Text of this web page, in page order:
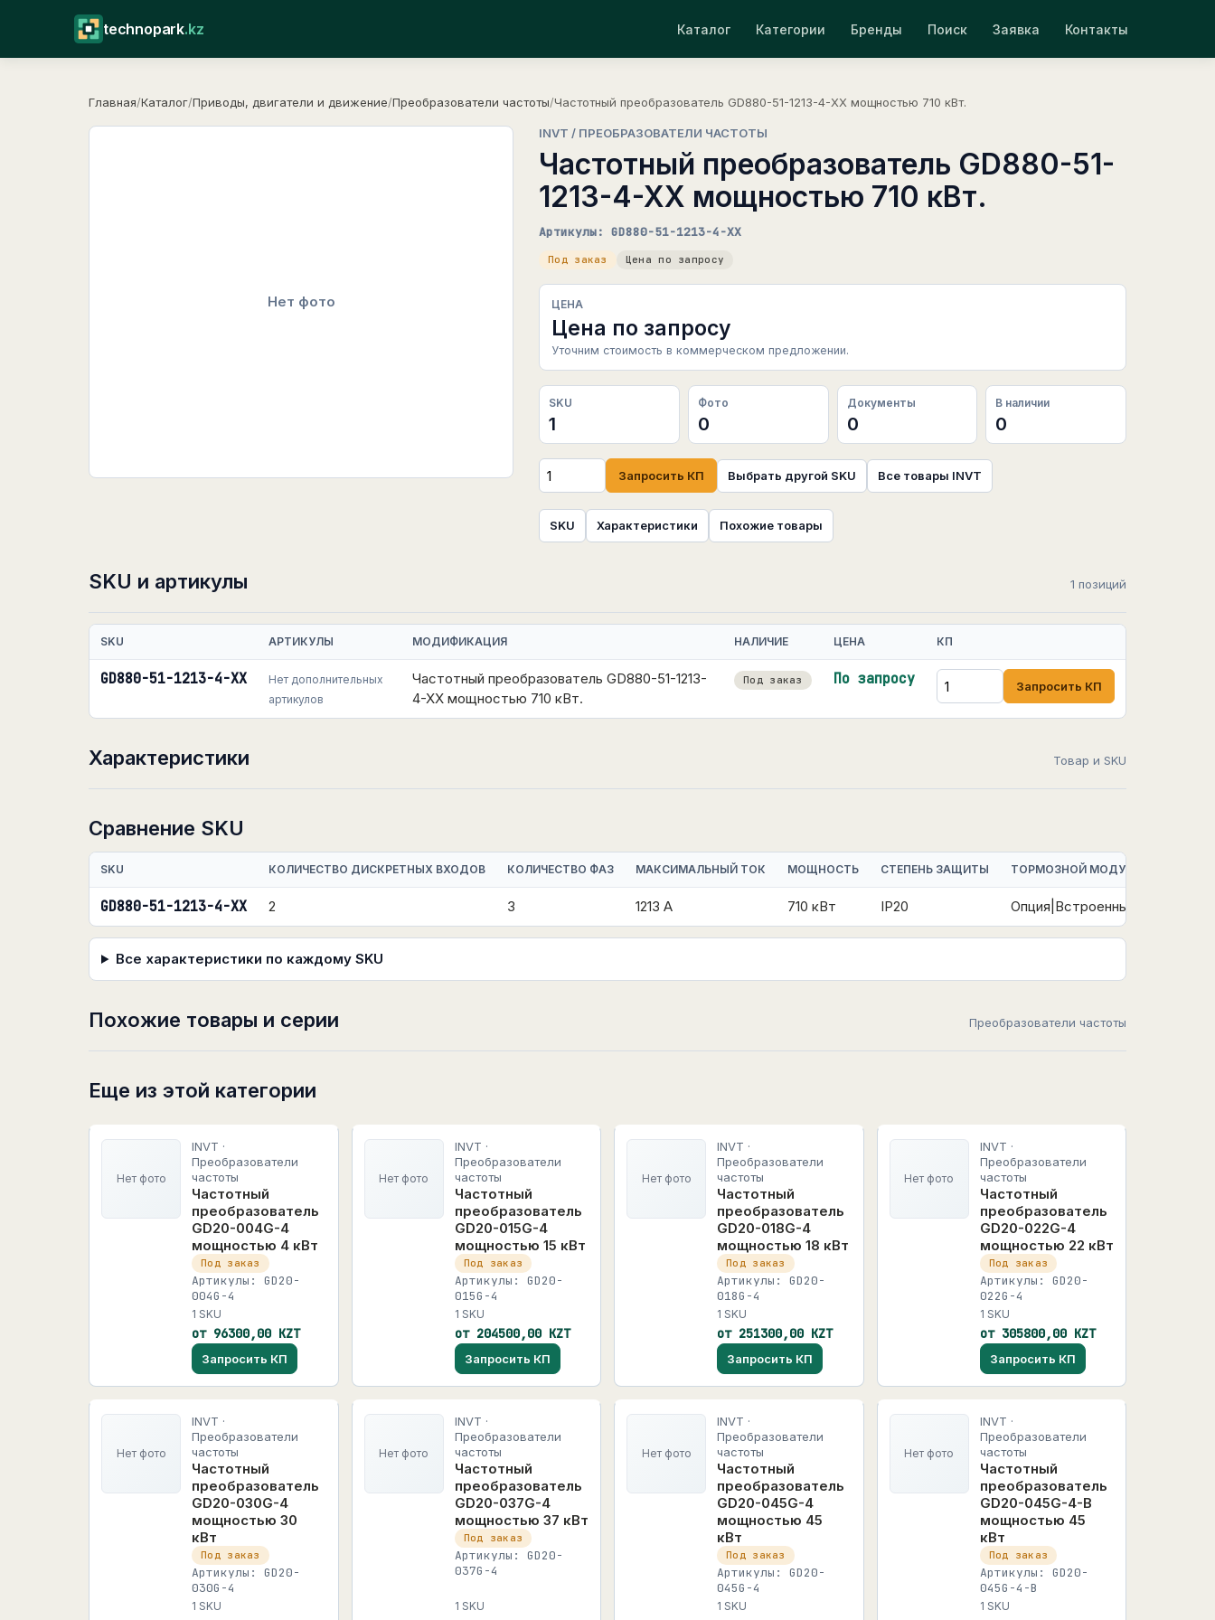
technopark.kz Каталог Категории Бренды Поиск Заявка Контакты
Главная/Каталог/Приводы, двигатели и движение/Преобразователи частоты/Частотный преобразователь GD880-51-1213-4-XX мощностью 710 кВт.
Нет фото
INVT / ПРЕОБРАЗОВАТЕЛИ ЧАСТОТЫ
Частотный преобразователь GD880-51-
1213-4-XX мощностью 710 кВт.
Артикулы: GD880-51-1213-4-XX
Под заказ Цена по запросу
ЦЕНА
Цена по запросу
Уточним стоимость в коммерческом предложении.
SKU
1
Фото
0
Документы
0
В наличии
0
Запросить КП Выбрать другой SKU Все товары INVT
SKU Характеристики Похожие товары
SKU и артикулы 1 позиций
SKU АРТИКУЛЫ МОДИФИКАЦИЯ НАЛИЧИЕ ЦЕНА КП
GD880-51-1213-4-XX
Нет дополнительных
артикулов
Частотный преобразователь GD880-51-1213-
4-XX мощностью 710 кВт.
Под заказ По запросу Запросить КП
Характеристики Товар и SKU
Сравнение SKU
SKU КОЛИЧЕСТВО ДИСКРЕТНЫХ ВХОДОВ КОЛИЧЕСТВО ФАЗ МАКСИМАЛЬНЫЙ ТОК МОЩНОСТЬ СТЕПЕНЬ ЗАЩИТЫ ТОРМОЗНОЙ МОДУЛЬ
GD880-51-1213-4-XX 2 3 1213 А 710 кВт IP20 Опция|Встроенный
Все характеристики по каждому SKU
Похожие товары и серии Преобразователи частоты
Еще из этой категории
Нет фото
INVT ·
Преобразователи
частоты
Частотный
преобразователь
GD20-004G-4
мощностью 4 кВт
Под заказ
Артикулы: GD20-
004G-4
1 SKU
от 96300,00 KZT
Запросить КП
Нет фото
INVT ·
Преобразователи
частоты
Частотный
преобразователь
GD20-015G-4
мощностью 15 кВт
Под заказ
Артикулы: GD20-
015G-4
1 SKU
от 204500,00 KZT
Запросить КП
Нет фото
INVT ·
Преобразователи
частоты
Частотный
преобразователь
GD20-018G-4
мощностью 18 кВт
Под заказ
Артикулы: GD20-
018G-4
1 SKU
от 251300,00 KZT
Запросить КП
Нет фото
INVT ·
Преобразователи
частоты
Частотный
преобразователь
GD20-022G-4
мощностью 22 кВт
Под заказ
Артикулы: GD20-
022G-4
1 SKU
от 305800,00 KZT
Запросить КП
Нет фото
INVT ·
Преобразователи
частоты
Частотный
преобразователь
GD20-030G-4
мощностью 30
кВт
Под заказ
Артикулы: GD20-
030G-4
1 SKU
Нет фото
INVT ·
Преобразователи
частоты
Частотный
преобразователь
GD20-037G-4
мощностью 37 кВт
Под заказ
Артикулы: GD20-
037G-4
1 SKU
Нет фото
INVT ·
Преобразователи
частоты
Частотный
преобразователь
GD20-045G-4
мощностью 45
кВт
Под заказ
Артикулы: GD20-
045G-4
1 SKU
Нет фото
INVT ·
Преобразователи
частоты
Частотный
преобразователь
GD20-045G-4-B
мощностью 45
кВт
Под заказ
Артикулы: GD20-
045G-4-B
1 SKU